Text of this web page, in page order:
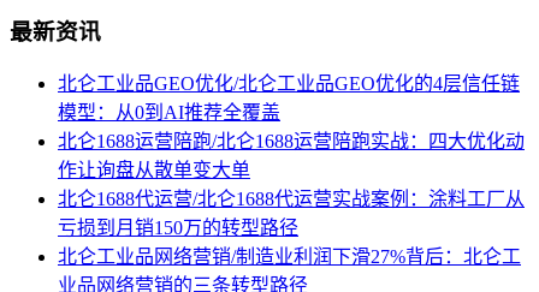
最新资讯
北仑工业品GEO优化/北仑工业品GEO优化的4层信任链
模型：从0到AI推荐全覆盖
北仑1688运营陪跑/北仑1688运营陪跑实战：四大优化动
作让询盘从散单变大单
北仑1688代运营/北仑1688代运营实战案例：涂料工厂从
亏损到月销150万的转型路径
北仑工业品网络营销/制造业利润下滑27%背后：北仑工
业品网络营销的三条转型路径